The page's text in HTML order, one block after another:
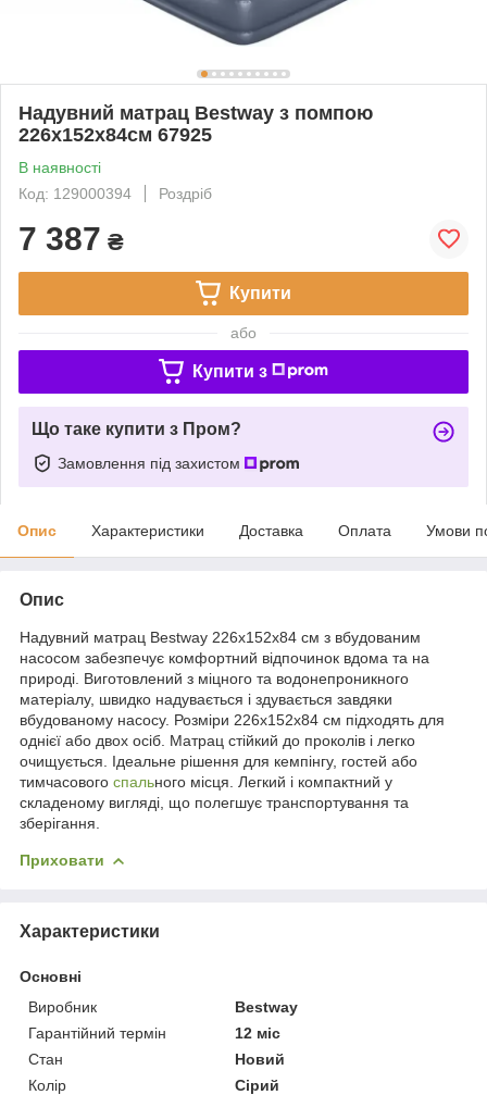
Надувний матрац Bestway з помпою
226x152x84см 67925
В наявності
Код: 129000394
Роздріб
7 387 ₴
Купити
або
Купити з
Що таке купити з Пром?
Замовлення під захистом
Опис Характеристики Доставка Оплата Умови
Опис
Надувний матрац Bestway 226x152x84 см з вбудованим
насосом забезпечує комфортний відпочинок вдома та на
природі. Виготовлений з міцного та водонепроникного
матеріалу, швидко надувається і здувається завдяки
вбудованому насосу. Розміри 226x152x84 см підходять для
однієї або двох осіб. Матрац стійкий до проколів і легко
очищується. Ідеальне рішення для кемпінгу, гостей або
тимчасового спального місця. Легкий і компактний у
складеному вигляді, що полегшує транспортування та
зберігання.
Приховати
Характеристики
Основні
Виробник
Bestway
Гарантійний термін
12 міс
Стан
Новий
Колір
Сірий